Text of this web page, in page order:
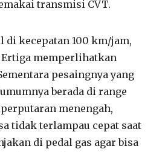
transmisi CVT.
di kecepatan 100 km/jam,
memperlihatkan
pesaingnya yang
berada di range
menengah,
tidak terlampau cepat saat
di pedal gas agar bisa